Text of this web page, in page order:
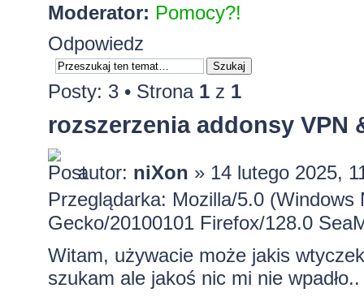
Moderator: Pomocy?!
Odpowiedz
Posty: 3 • Strona 1z 1
rozszerzenia addonsy VPN
autor: niXon » 14 lutego 2025,
Przeglądarka: Mozilla/5.0
Gecko/20100101 Firefox/128.0
Witam, używacie może jakis
szukam ale jakoś nic mi nie wpadło..